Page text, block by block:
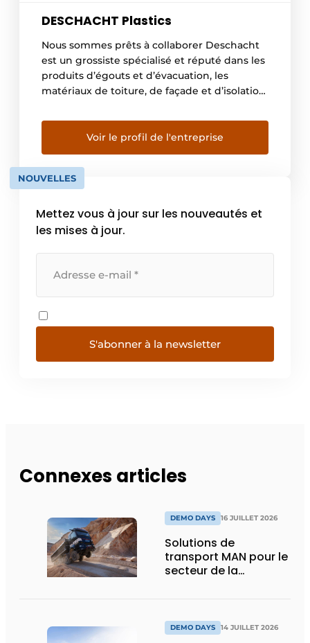
DESCHACHT Plastics
Nous sommes prêts à collaborer Deschacht
est un grossiste spécialisé et réputé dans les
produits d’égouts et d’évacuation, les
matériaux de toiture, de façade et d’isolation,
des professionnels de la construction que
des bricoleurs. Notre offre comprend des
marques connues, mais aussi une gamme de
produits […]
Voir le profil de l'entreprise
NOUVELLES
Mettez vous à jour sur les nouveautés et
les mises à jour.
S'abonner à la newsletter
Connexes articles
DEMO DAYS 16 JUILLET 2026
Solutions de
transport MAN pour le
secteur de la
DEMO DAYS 14 JUILLET 2026